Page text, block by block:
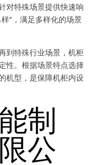
对特殊场景提供快速响
”，满足多样化的场景
到特殊行业场景，机柜
性。根据场景特点选择
机型，是保障机柜内设
制
公